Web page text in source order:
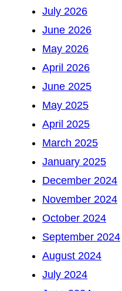
July 2026
June 2026
May 2026
April 2026
June 2025
May 2025
April 2025
March 2025
January 2025
December 2024
November 2024
October 2024
September 2024
August 2024
July 2024